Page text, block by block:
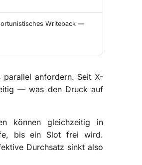
Writeback —
parallel anfordern. Seit X-
— was den Druck auf
können gleichzeitig in
bis ein Slot frei wird.
Durchsatz sinkt also